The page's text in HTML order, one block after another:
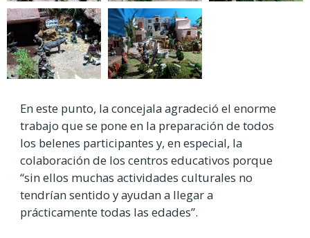
En este punto, la concejala agradeció el enorme
trabajo que se pone en la preparación de todos
los belenes participantes y, en especial, la
colaboración de los centros educativos porque
“sin ellos muchas actividades culturales no
tendrían sentido y ayudan a llegar a
prácticamente todas las edades”.